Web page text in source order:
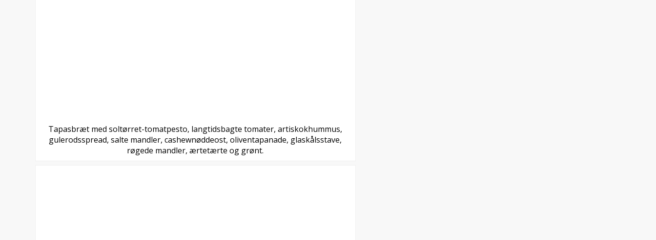
Tapasbræt med soltørret-tomatpesto, langtidsbagte tomater, artiskokhummus,
gulerodsspread, salte mandler, cashewnøddeost, oliventapanade, glaskålsstave,
røgede mandler, ærtetærte og grønt.